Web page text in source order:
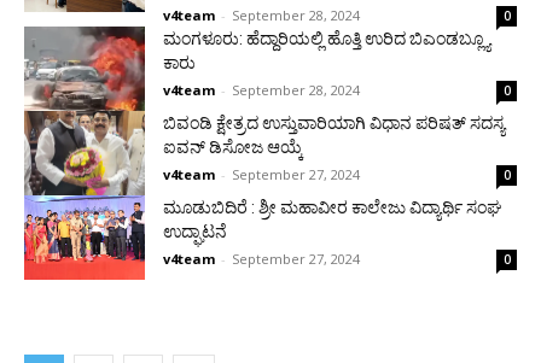
v4team - September 28, 2024 0
ಮಂಗಳೂರು: ಹೆದ್ದಾರಿಯಲ್ಲಿ ಹೊತ್ತಿ ಉರಿದ ಬಿಎಂಡಬ್ಲ್ಯೂ
ಕಾರು
v4team - September 28, 2024 0
ಬಿವಂಡಿ ಕ್ಷೇತ್ರದ ಉಸ್ತುವಾರಿಯಾಗಿ ವಿಧಾನ ಪರಿಷತ್ ಸದಸ್ಯ
ಐವನ್ ಡಿಸೋಜ ಆಯ್ಕೆ
v4team - September 27, 2024 0
ಮೂಡುಬಿದಿರೆ : ಶ್ರೀ ಮಹಾವೀರ ಕಾಲೇಜು ವಿದ್ಯಾರ್ಥಿ ಸಂಘ
ಉದ್ಘಾಟನೆ
v4team - September 27, 2024 0